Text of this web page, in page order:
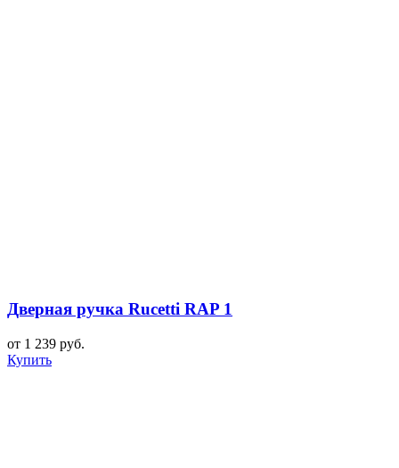
Дверная ручка Rucetti RAP 1
от 1 239 руб.
Купить